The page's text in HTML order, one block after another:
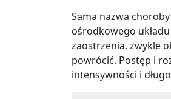
Sama nazwa
ośrodkowego
zaostrzenia, zwykle
powrócić. Postęp i
intensywności i